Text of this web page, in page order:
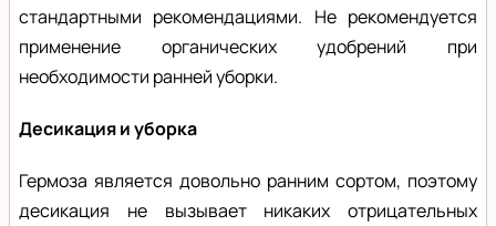
стандартными рекомендациями. Не рекомендуется
применение органических удобрений при
необходимости ранней уборки.
Десикация и уборка
Гермоза является довольно ранним сортом, поэтому
десикация не вызывает никаких отрицательных